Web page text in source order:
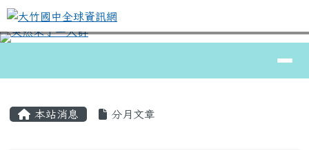
跳至主內容區
大竹國中全球資訊網
⏸
本站消息 分月文章